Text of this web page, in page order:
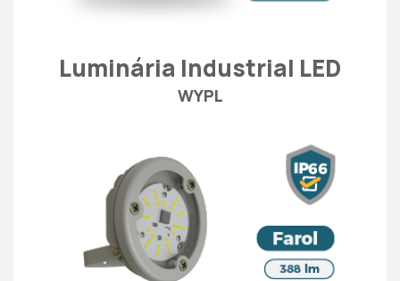
Luminária Industrial LED
WYPL